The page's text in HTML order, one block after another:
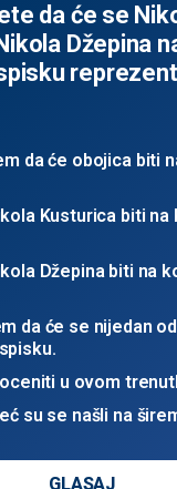
da će se
Džepina
da će obojica biti
Kusturica biti na
Džepina biti na
da će se nijedan
u ovom
su se našli na
GLASAJ